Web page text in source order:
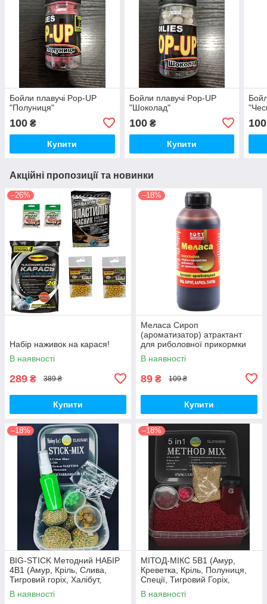
Бойли плавучі Pop-UP
"Полуниця"
100 ₴
Купити
Бойли плавучі Pop-UP
"Шоколад"
100₴
Купити
100
Акційні пропозиції та новинки
–26%
Набір наживок на карася!
В наявності
289 ₴ 389 ₴
Купити
–18%
Меласа Сироп
(ароматизатор) атрактант
для риболовної прикормки
В наявності
89 ₴ 109 ₴
Купити
–18%
BIG-STICK Методний НАБІР
4В1 (Амур, Кріль, Слива,
Тигровий горіх, Халібут,
Кукурудза, Полуниця,
Креветка)
В наявності
–18%
МІТОД-МІКС 5В1 (Амур,
Креветка, Кріль, Полуниця,
Спеції, Тигровий Горіх,
Халібут)
В наявності